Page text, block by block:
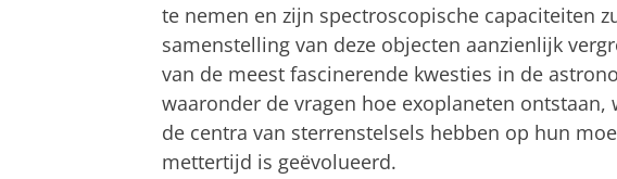
te nemen en zijn spectroscopische capaciteiten
samenstelling van deze objecten aanzienlijk
van de meest fascinerende kwesties in de
waaronder de vragen hoe exoplaneten ontstaan,
de centra van sterrenstelsels hebben op hun
mettertijd is geëvolueerd.